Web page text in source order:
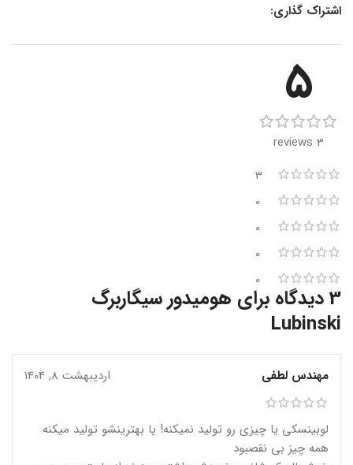
اشتراک گذاری:
5
3 reviews
3
0
0
0
0
3 دیدگاه برای
هومیدور سیگاربرگ
Lubinski
مهندس لطفی اردیبهشت 8, 1404
لوبینسکی یا چیزی رو تولید نمیکنه! یا بهترینشو تولید میکنه
همه چیز بی نقصبود